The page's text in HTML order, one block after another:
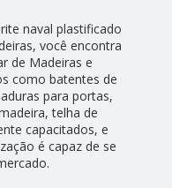
naval plastificado
você encontra
de Madeiras e
como batentes de
para portas,
telha de
capacitados, e
é capaz de se